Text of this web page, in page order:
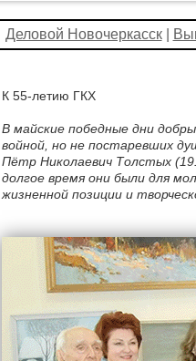
Деловой Новочеркасск|
К 55-летию ГКХ
В майские победные дни
войной, но не постаревших
Пётр Николаевич Толстых
долгое время они были для
жизненной позиции и